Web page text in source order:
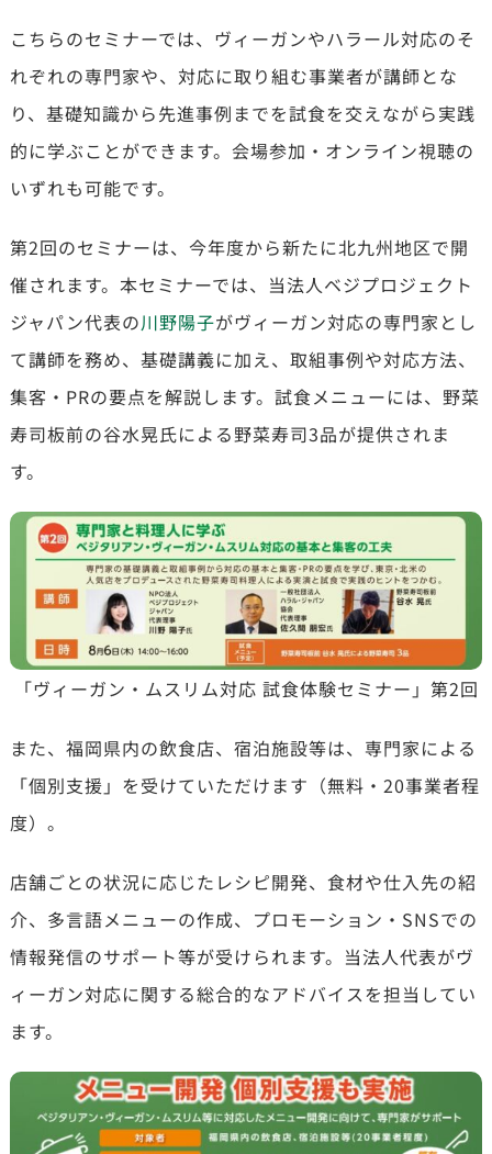
こちらのセミナーでは、ヴィーガンやハラール対応のそ
れぞれの専門家や、対応に取り組む事業者が講師とな
り、基礎知識から先進事例までを試食を交えながら実践
的に学ぶことができます。会場参加・オンライン視聴の
いずれも可能です。
第2回のセミナーは、今年度から新たに北九州地区で開
催されます。本セミナーでは、当法人ベジプロジェクト
ジャパン代表の川野陽子がヴィーガン対応の専門家とし
て講師を務め、基礎講義に加え、取組事例や対応方法、
集客・PRの要点を解説します。試食メニューには、野菜
寿司板前の谷水晃氏による野菜寿司3品が提供されま
す。
「ヴィーガン・ムスリム対応 試食体験セミナー」第2回
また、福岡県内の飲食店、宿泊施設等は、専門家による
「個別支援」を受けていただけます（無料・20事業者程
度）。
店舗ごとの状況に応じたレシピ開発、食材や仕入先の紹
介、多言語メニューの作成、プロモーション・SNSでの
情報発信のサポート等が受けられます。当法人代表がヴ
ィーガン対応に関する総合的なアドバイスを担当してい
ます。